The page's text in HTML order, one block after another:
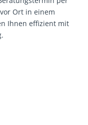
Ort in einem
Ihnen effizient mit